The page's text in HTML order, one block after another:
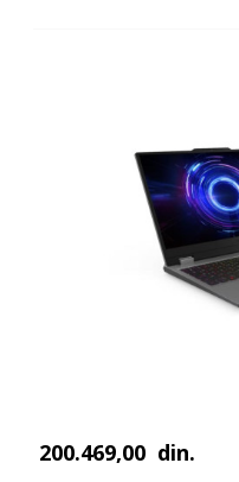
200.469,00 din.